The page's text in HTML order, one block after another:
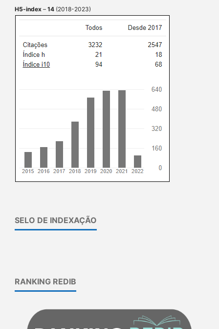
H5-index – 14 (2018-2023)
SELO DE INDEXAÇÃO
RANKING REDIB